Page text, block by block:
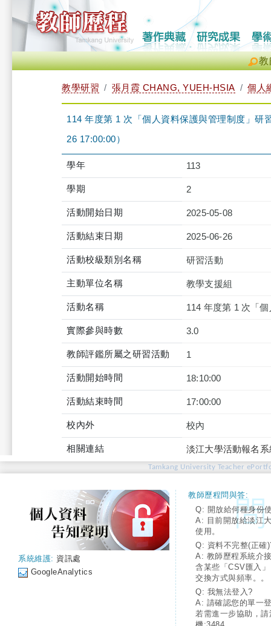
教
教學研習 張月霞 CHANG, YUEH-HSIA 個人
114 年度第 1 次「個人資料保護與管理制度」
26 17:00:00）
學年 113
學期 2
活動開始日期 2025-05-08
活動結束日期 2025-06-26
活動校級類別名稱 研習活動
主動單位名稱 教學支援組
活動名稱 114 年度第 1 次「
實際參與時數 3.0
教師評鑑所屬之研習活動 1
活動開始時間 18:10:00
活動結束時間 17:00:00
校內外 校內
相關連結 淡江大學活動報名
Tamkang University Teacher
系統維護: 資訊處
GoogleAnalytics
教師歷程問與答:
Q: 開放給何種身份
A: 目前開放給淡江
使用。
Q: 資料不完整(正確
A: 教師歷程系統介
含某些「CSV匯入
交換方式與頻率。。
Q: 我無法登入?
A: 請確認您的單一
若需進一步協助，